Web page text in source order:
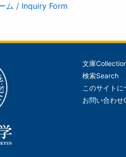
ム / Inquiry Form
メ
イ
ン
文庫
検索Search
このサイトに
お問い合わせ